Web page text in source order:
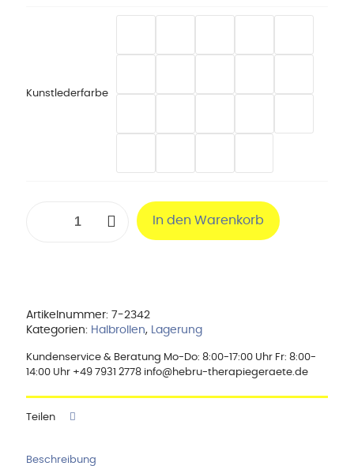
Kunstlederfarbe
Menge
In den Warenkorb
Artikelnummer: 7-2342
Kategorien: Halbrollen, Lagerung
Kundenservice & Beratung Mo-Do: 8:00-17:00 Uhr Fr: 8:00-
14:00 Uhr +49 7931 2778 info@hebru-therapiegeraete.de
Teilen
Beschreibung